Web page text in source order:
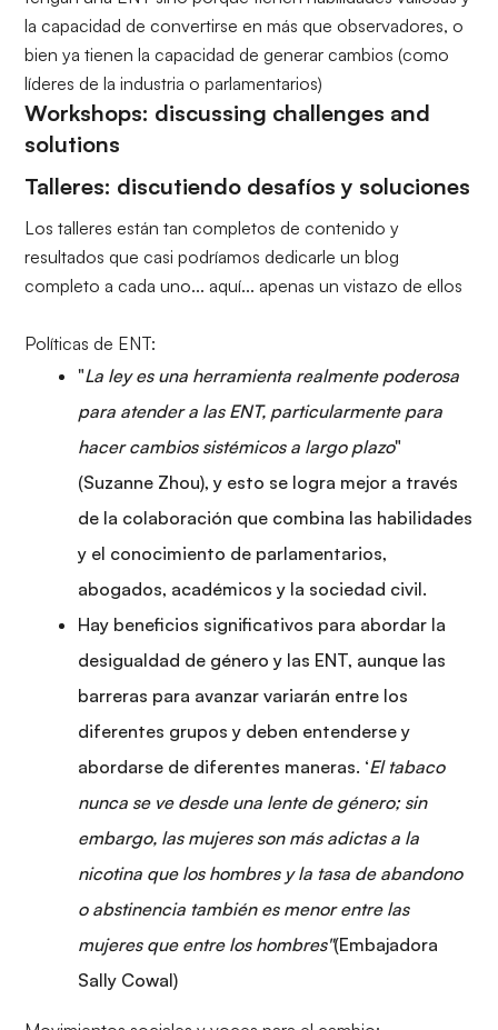
la capacidad de convertirse en más que observadores, o
bien ya tienen la capacidad de generar cambios (como
líderes de la industria o parlamentarios)
Workshops: discussing challenges and
solutions
Talleres: discutiendo desafíos y soluciones
Los talleres están tan completos de contenido y
resultados que casi podríamos dedicarle un blog
completo a cada uno... aquí... apenas un vistazo de ellos
Políticas de ENT:
"La ley es una herramienta realmente poderosa
para atender a las ENT, particularmente para
hacer cambios sistémicos a largo plazo"
(Suzanne Zhou), y esto se logra mejor a través
de la colaboración que combina las habilidades
y el conocimiento de parlamentarios,
abogados, académicos y la sociedad civil.
Hay beneficios significativos para abordar la
desigualdad de género y las ENT, aunque las
barreras para avanzar variarán entre los
diferentes grupos y deben entenderse y
abordarse de diferentes maneras. ‘El tabaco
nunca se ve desde una lente de género; sin
embargo, las mujeres son más adictas a la
nicotina que los hombres y la tasa de abandono
o abstinencia también es menor entre las
mujeres que entre los hombres"(Embajadora
Sally Cowal)